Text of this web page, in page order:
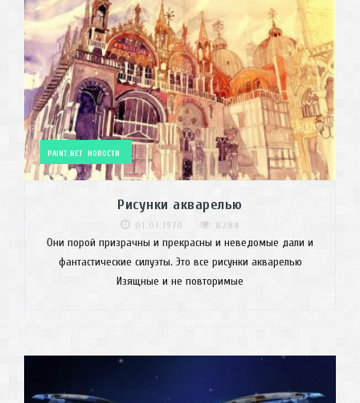
PAINT.NET НОВОСТИ
Рисунки акварелью
01.01.1970 8284
Они порой призрачны и прекрасны и неведомые дали и
фантастические силуэты. Это все рисунки акварелью
Изящные и не повторимые